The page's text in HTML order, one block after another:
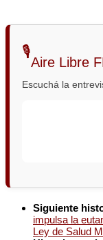
🎙️
Aire Libre
Escuchá la
Siguiente
impulsa la
Ley de Salud